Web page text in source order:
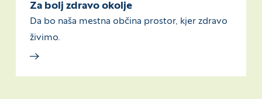
Za bolj zdravo okolje
Da bo naša mestna občina prostor, kjer zdravo
živimo.